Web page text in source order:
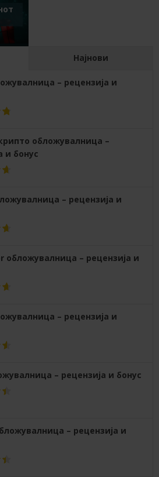
Најнови
– рецензија и
обложувалница –
и бонус
– рецензија и
обложувалница – рецензија и
– рецензија и
– рецензија и бонус
– рецензија и